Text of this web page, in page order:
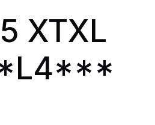
XTXL